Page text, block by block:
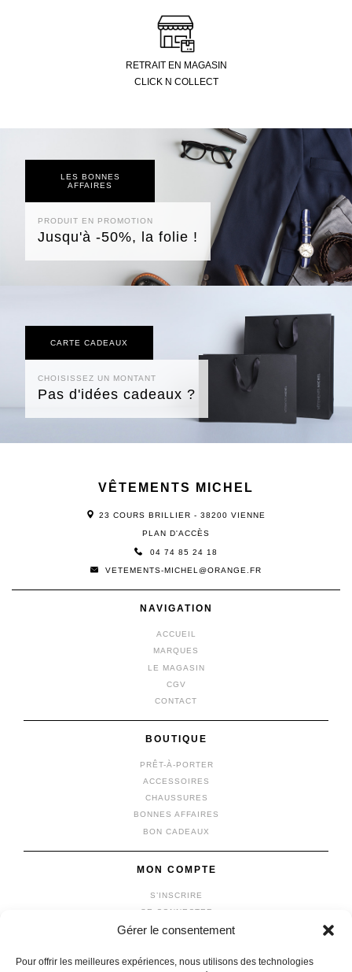
Gérer le consentement
Pour offrir les meilleures expériences, nous utilisons des technologies
RETRAIT EN MAGASIN
CLICK N COLLECT
LES BONNES
AFFAIRES
PRODUIT EN PROMOTION
Jusqu'à -50%, la folie !
CARTE CADEAUX
CHOISISSEZ UN MONTANT
Pas d'idées cadeaux ?
VÊTEMENTS MICHEL
23 COURS BRILLIER - 38200 VIENNE
PLAN D'ACCÈS
04 74 85 24 18
VETEMENTS-MICHEL@ORANGE.FR
NAVIGATION
ACCUEIL
MARQUES
LE MAGASIN
CGV
CONTACT
BOUTIQUE
PRÊT-À-PORTER
ACCESSOIRES
CHAUSSURES
BONNES AFFAIRES
BON CADEAUX
MON COMPTE
S’INSCRIRE
SE CONNECTER
MON COMPTE
MON PANIER